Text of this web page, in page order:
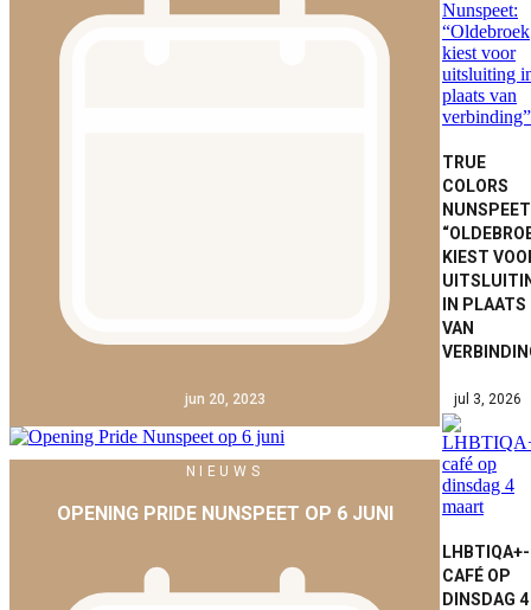
jun 20, 2023
NIEUWS
OPENING PRIDE NUNSPEET OP 6 JUNI
TRUE
COLORS
KIEST
IN PLAATS
VAN
jul 3, 2026
LHBTIQA+-
CAFÉ OP
DINSDAG 4